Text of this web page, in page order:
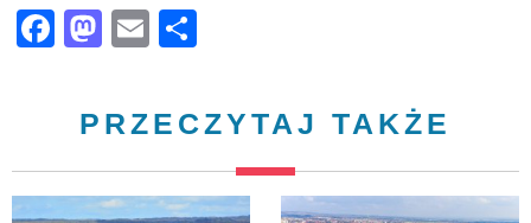
Facebook
Mastodon
Email
PRZECZYTAJ TAKŻE